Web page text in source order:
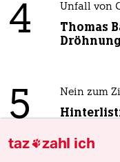
4 Unfall von
Thomas
Dröhnung
5 Nein zum
taz zahl ich